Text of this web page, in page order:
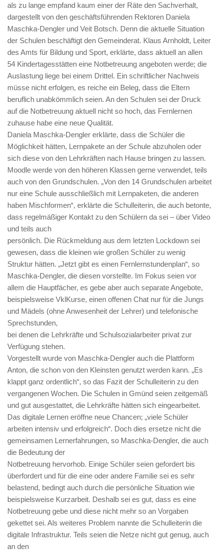
als zu lange empfand kaum einer der Räte den Sachverhalt,
dargestellt von den geschäftsführenden Rektoren Daniela
Maschka-Dengler und Veit Botsch. Denn die aktuelle Situation
der Schulen beschäftigt den Gemeinderat. Klaus Arnholdt, Leiter
des Amts für Bildung und Sport, erklärte, dass aktuell an allen
54 Kindertagesstätten eine Notbetreuung angeboten werde; die
Auslastung liege bei einem Drittel. Ein schriftlicher Nachweis
müsse nicht erfolgen, es reiche ein Beleg, dass die Eltern
beruflich unabkömmlich seien. An den Schulen sei der Druck
auf die Notbetreuung aktuell nicht so hoch, das Fernlernen
zuhause habe eine neue Qualität.
Daniela Maschka-Dengler erklärte, dass die Schüler die
Möglichkeit hätten, Lernpakete an der Schule abzuholen oder
sich diese von den Lehrkräften nach Hause bringen zu lassen.
Moodle werde von den höheren Klassen gerne verwendet, teils
auch von den Grundschulen. „Von den 14 Grundschulen arbeitet
nur eine Schule ausschließlich mit Lernpaketen, die anderen
haben Mischformen“, erklärte die Schulleiterin, die auch betonte,
dass regelmäßiger Kontakt zu den Schülern da sei – über Video
und teils auch
persönlich. Die Rückmeldung aus dem letzten Lockdown sei
gewesen, dass die kleinen wie großen Schüler zu wenig
Struktur hätten. „Jetzt gibt es einen Fernlernstundenplan“, so
Maschka-Dengler, die diesen vorstellte. Im Fokus seien vor
allem die Hauptfächer, es gebe aber auch separate Angebote,
beispielsweise VklKurse, einen offenen Chat nur für die Jungs
und Mädels (ohne Anwesenheit der Lehrer) und telefonische
Sprechstunden,
bei denen die Lehrkräfte und Schulsozialarbeiter privat zur
Verfügung stehen.
Vorgestellt wurde von Maschka-Dengler auch die Plattform
Anton, die schon von den Kleinsten genutzt werden kann. „Es
klappt ganz ordentlich“, so das Fazit der Schulleiterin zu den
vergangenen Wochen. Die Schulen in Gmünd seien zeitgemäß
und gut ausgestattet, die Lehrkräfte hätten sich eingearbeitet.
Das digitale Lernen eröffne neue Chancen; „viele Schüler
arbeiten intensiv und erfolgreich“. Doch dies ersetze nicht die
gemeinsamen Lernerfahrungen, so Maschka-Dengler, die auch
die Bedeutung der
Notbetreuung hervorhob. Einige Schüler seien gefordert bis
überfordert und für die eine oder andere Familie sei es sehr
belastend, bedingt auch durch die persönliche Situation wie
beispielsweise Kurzarbeit. Deshalb sei es gut, dass es eine
Notbetreuung gebe und diese nicht mehr so an Vorgaben
gekettet sei. Als weiteres Problem nannte die Schulleiterin die
digitale Infrastruktur. Teils seien die Netze nicht gut genug, auch
an den